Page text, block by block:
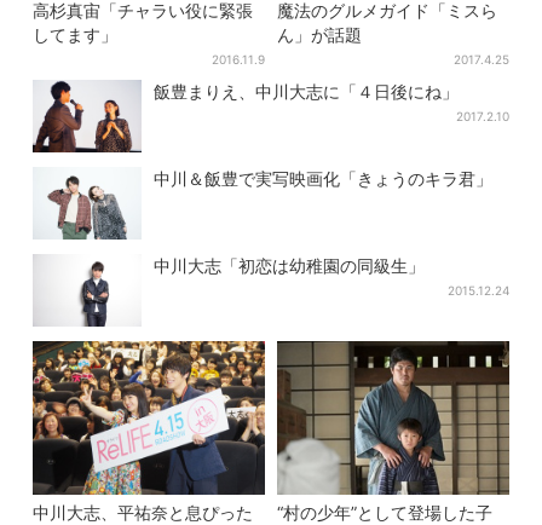
高杉真宙「チャラい役に緊張
してます」
2016.11.9
魔法のグルメガイド「ミスら
ん」が話題
2017.4.25
飯豊まりえ、中川大志に「４日後にね」
2017.2.10
中川＆飯豊で実写映画化「きょうのキラ君」
中川大志「初恋は幼稚園の同級生」
2015.12.24
中川大志、平祐奈と息ぴった
“村の少年”として登場した子